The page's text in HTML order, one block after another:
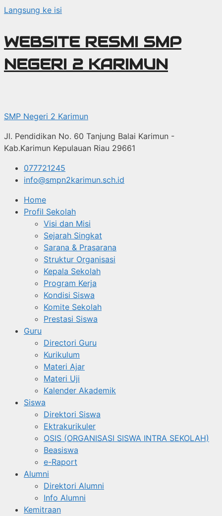
Langsung ke isi
WEBSITE RESMI SMP
NEGERI 2 KARIMUN
SMP Negeri 2 Karimun
Jl. Pendidikan No. 60 Tanjung Balai Karimun -
Kab.Karimun Kepulauan Riau 29661
077721245
info@smpn2karimun.sch.id
Home
Profil Sekolah
Visi dan Misi
Sejarah Singkat
Sarana & Prasarana
Struktur Organisasi
Kepala Sekolah
Program Kerja
Kondisi Siswa
Komite Sekolah
Prestasi Siswa
Guru
Directori Guru
Kurikulum
Materi Ajar
Materi Uji
Kalender Akademik
Siswa
Direktori Siswa
Ektrakurikuler
OSIS (ORGANISASI SISWA INTRA SEKOLAH)
Beasiswa
e-Raport
Alumni
Direktori Alumni
Info Alumni
Kemitraan